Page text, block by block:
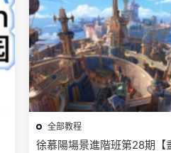
全部教程
徐慕陽場景進階班第28期【